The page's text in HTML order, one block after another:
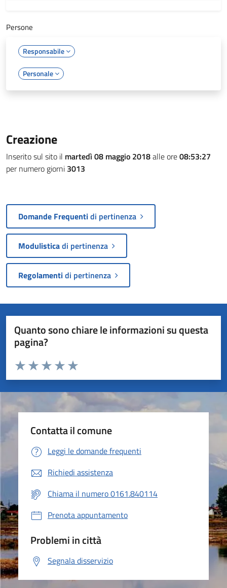
Persone
Responsabile
Personale
Creazione
Inserito sul sito il martedì 08 maggio 2018alle ore08:53:27
per numero giorni 3013
Domande Frequentidi pertinenza
Modulisticadi pertinenza
Regolamentidi pertinenza
Quanto sono chiare le informazioni su questa
pagina?
Valuta da 1 a 5 stelle la pagina
Valuta 5 stelle su 5
Valuta 4 stelle su 5
Valuta 3 stelle su 5
Valuta 2 stelle su 5
Valuta 1 stelle su 5
Contatta il comune
Leggi le domande frequenti
Richiedi assistenza
Chiama il numero 0161.840114
Prenota appuntamento
Problemi in città
Segnala disservizio